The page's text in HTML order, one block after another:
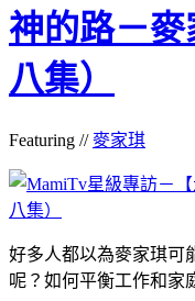
神的路－
八集）
Featuring //麥家琪
好多人都以為麥家琪可
呢？如何平衡工作和家